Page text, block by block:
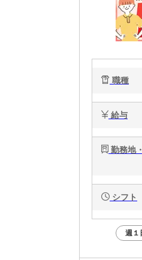
職種
給与
勤務地
シフト
週１